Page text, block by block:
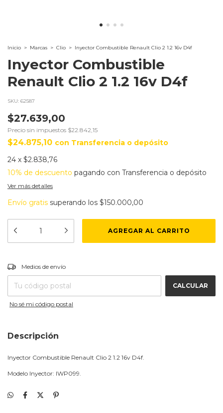
Inicio > Marcas > Clio > Inyector Combustible Renault Clio 2 1.2 16v D4f
Inyector Combustible
Renault Clio 2 1.2 16v D4f
SKU: 62587
$27.639,00
Precio sin impuestos $22.842,15
$24.875,10 con Transferencia o depósito
24 x $2.838,76
10% de descuento pagando con Transferencia o depósito
Ver más detalles
Envío gratis superando los $150.000,00
Entregas para el CP:
Medios de envío
CALCULAR
No sé mi código postal
Descripción
Inyector Combustible Renault Clio 2 1.2 16v D4f.
Modelo Inyector: IWP099.